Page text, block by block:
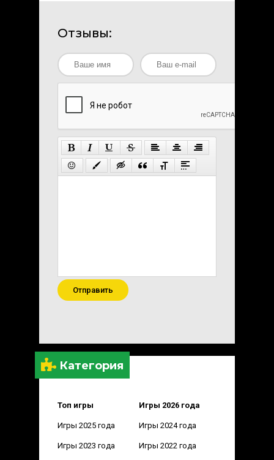
Категория
Топ игры Игры 2026 года
Игры 2025 года Игры 2024 года
Игры 2023 года Игры 2022 года
Отзывы:
Отправить